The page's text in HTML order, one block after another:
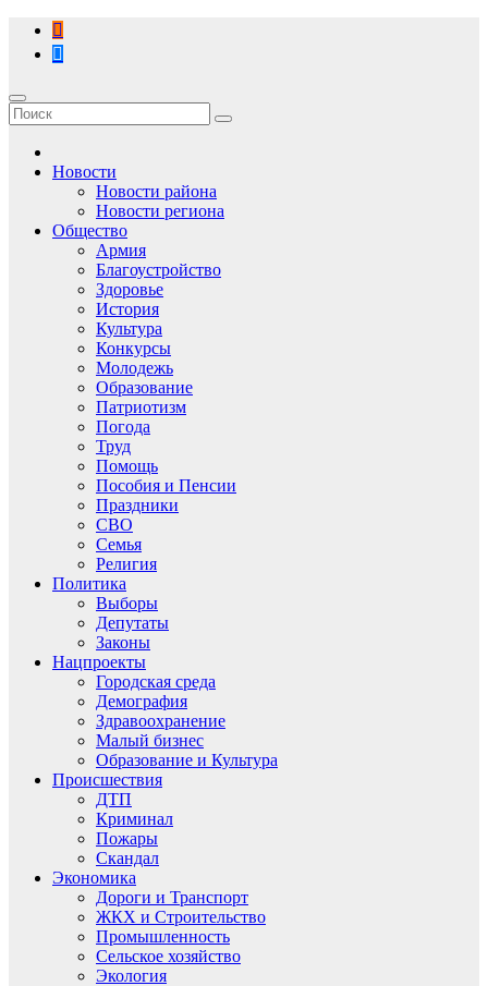
Перейти
содержимому
Новости
Новости района
Новости региона
Общество
Армия
Благоустройство
Здоровье
История
Культура
Конкурсы
Молодежь
Образование
Патриотизм
Погода
Труд
Помощь
Пособия и Пенсии
Праздники
СВО
Семья
Религия
Политика
Выборы
Депутаты
Законы
Нацпроекты
Городская среда
Демография
Здравоохранение
Малый бизнес
Образование и Культура
Происшествия
ДТП
Криминал
Пожары
Скандал
Экономика
Дороги и Транспорт
ЖКХ и Строительство
Промышленность
Сельское хозяйство
Экология